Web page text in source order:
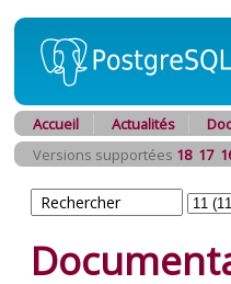
Accueil Actualités
Versions supportées 18 17